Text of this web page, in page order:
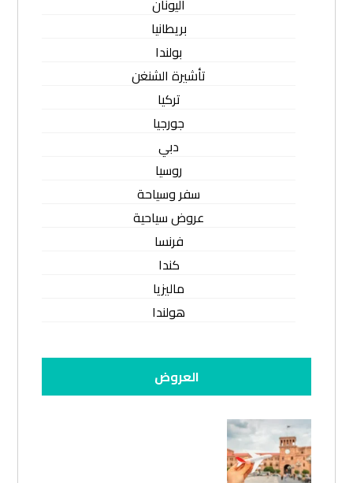
بريطانيا
بولندا
تأشيرة الشنغن
تركيا
جورجيا
دبي
روسيا
سفر وسياحة
عروض سياحية
فرنسا
كندا
ماليزيا
هولندا
العروض